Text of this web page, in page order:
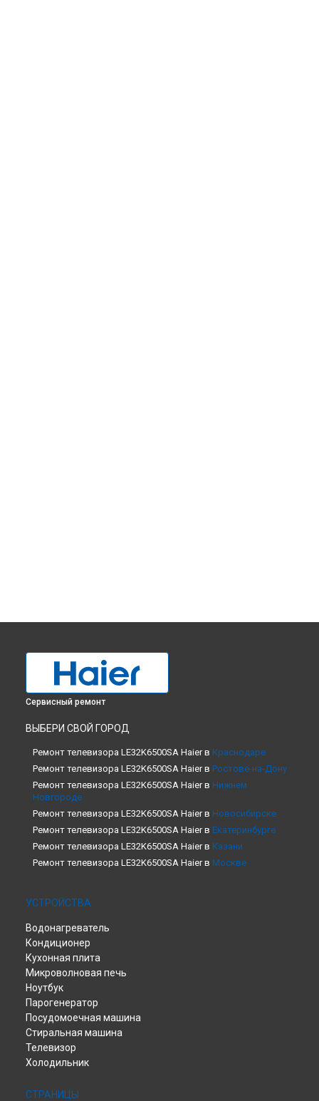
Сервисный ремонт
ВЫБЕРИ СВОЙ ГОРОД
Ремонт телевизора LE32K6500SA Haier в Краснодаре
Ремонт телевизора LE32K6500SA Haier в Ростове-на-Дону
Ремонт телевизора LE32K6500SA Haier в Нижнем
Новгороде
Ремонт телевизора LE32K6500SA Haier в Новосибирске
Ремонт телевизора LE32K6500SA Haier в Екатеринбурге
Ремонт телевизора LE32K6500SA Haier в Казани
Ремонт телевизора LE32K6500SA Haier в Москве
УСТРОЙСТВА
Водонагреватель
Кондиционер
Кухонная плита
Микроволновая печь
Ноутбук
Парогенератор
Посудомоечная машина
Стиральная машина
Телевизор
Холодильник
СТРАНИЦЫ